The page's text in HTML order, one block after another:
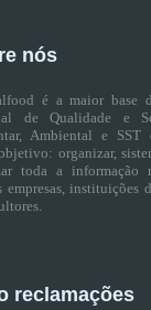
nós
é a maior base
de Qualidade e
Ambiental e SST
organizar,
toda a informação
empresas, instituições
reclamações